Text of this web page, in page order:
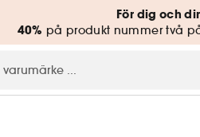
För dig och
40% på produkt nummer två på